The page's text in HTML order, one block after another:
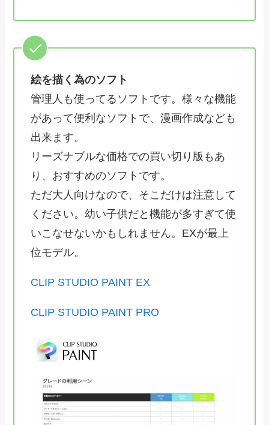
絵を描く為のソフト
管理人も使ってるソフトです。様々な機能
があって便利なソフトで、漫画作成なども
出来ます。
リーズナブルな価格での買い切り版もあ
り、おすすめのソフトです。
ただ大人向けなので、そこだけは注意して
ください。幼い子供だと機能が多すぎて使
いこなせないかもしれません。EXが最上
位モデル。
CLIP STUDIO PAINT EX
CLIP STUDIO PAINT PRO